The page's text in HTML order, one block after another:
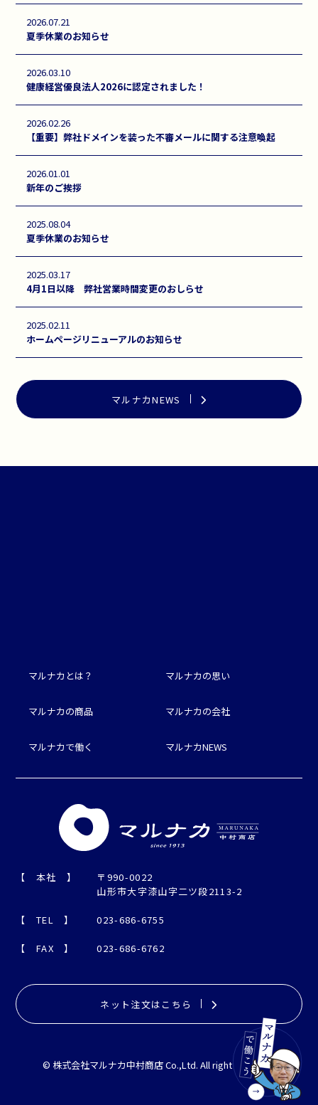
2026.07.21
夏季休業のお知らせ
2026.03.10
健康経営優良法人2026に認定されました！
2026.02.26
【重要】弊社ドメインを装った不審メールに関する注意喚起
2026.01.01
新年のご挨拶
2025.08.04
夏季休業のお知らせ
2025.03.17
4月1日以降 弊社営業時間変更のおしらせ
2025.02.11
ホームページリニューアルのお知らせ
マルナカNEWS
【 本社 】
〒990-0022
山形市大字漆山字二ツ段2113-2
【 TEL 】 023-686-6755
【 FAX 】 023-686-6762
ネット注文はこちら
マルナカとは？ マルナカの思い
マルナカの商品 マルナカの会社
マルナカで働く マルナカNEWS
© 株式会社マルナカ中村商店 Co.,Ltd. All right reserved.